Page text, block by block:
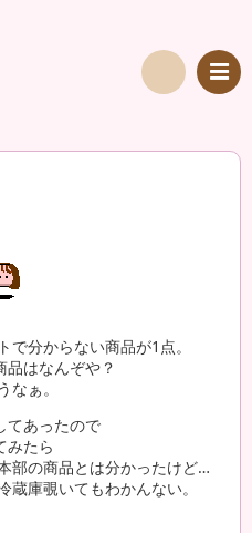
索
分からない商品が1点。
はなんぞや？
ぁ。
てあったので
みたら
部の商品とは分かったけど…
庫覗いてもわかんない。